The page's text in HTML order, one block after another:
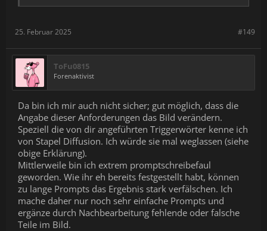
#149
25. Februar 2025
ToFu0815
Forenaktivist
Da bin ich mir auch nicht sicher; gut möglich, dass die
Angabe dieser Anforderungen das Bild verändern.
Speziell die von dir angeführten Triggerwörter kenne ich
von Stapel Diffusion. Ich würde sie mal weglassen (siehe
obige Erklärung).
Mittlerweile bin ich extrem promptschreibefaul
geworden. Wie ihr eh bereits festgestellt habt, können
zu lange Prompts das Ergebnis stark verfälschen. Ich
mache daher nur noch sehr einfache Prompts und
ergänze durch Nachbearbeitung fehlende oder falsche
Teile im Bild.